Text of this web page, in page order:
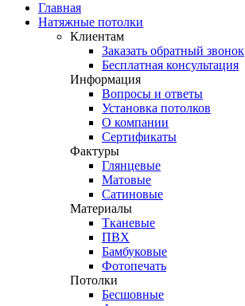
Главная
Натяжные потолки
Клиентам
Заказать обратный звонок
Бесплатная консультация
Информация
Вопросы и ответы
Установка потолков
О компании
Сертификаты
Фактуры
Глянцевые
Матовые
Сатиновые
Материалы
Тканевые
ПВХ
Бамбуковые
Фотопечать
Потолки
Бесшовные